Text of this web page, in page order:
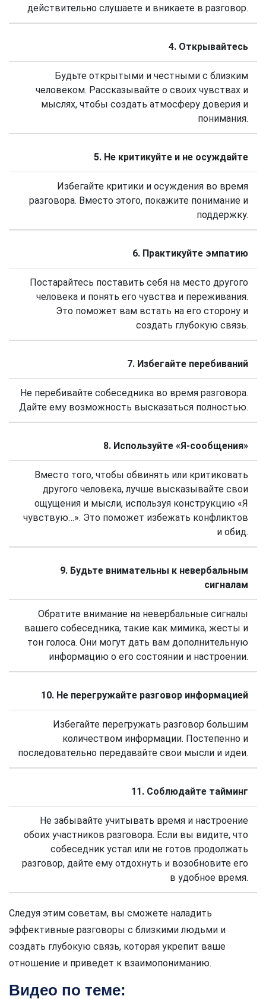
действительно слушаете и вникаете в разговор.
4. Открывайтесь
Будьте открытыми и честными с близким
человеком. Рассказывайте о своих чувствах и
мыслях, чтобы создать атмосферу доверия и
понимания.
5. Не критикуйте и не осуждайте
Избегайте критики и осуждения во время
разговора. Вместо этого, покажите понимание и
поддержку.
6. Практикуйте эмпатию
Постарайтесь поставить себя на место другого
человека и понять его чувства и переживания.
Это поможет вам встать на его сторону и
создать глубокую связь.
7. Избегайте перебиваний
Не перебивайте собеседника во время разговора.
Дайте ему возможность высказаться полностью.
8. Используйте «Я-сообщения»
Вместо того, чтобы обвинять или критиковать
другого человека, лучше высказывайте свои
ощущения и мысли, используя конструкцию «Я
чувствую…». Это поможет избежать конфликтов
и обид.
9. Будьте внимательны к невербальным
сигналам
Обратите внимание на невербальные сигналы
вашего собеседника, такие как мимика, жесты и
тон голоса. Они могут дать вам дополнительную
информацию о его состоянии и настроении.
10. Не перегружайте разговор информацией
Избегайте перегружать разговор большим
количеством информации. Постепенно и
последовательно передавайте свои мысли и идеи.
11. Соблюдайте тайминг
Не забывайте учитывать время и настроение
обоих участников разговора. Если вы видите, что
собеседник устал или не готов продолжать
разговор, дайте ему отдохнуть и возобновите его
в удобное время.
Следуя этим советам, вы сможете наладить
эффективные разговоры с близкими людьми и
создать глубокую связь, которая укрепит ваше
отношение и приведет к взаимопониманию.
Видео по теме: